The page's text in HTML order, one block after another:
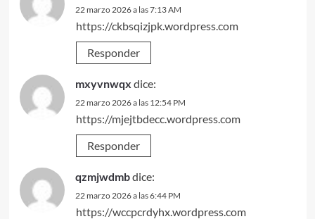
22 marzo 2026 a las 7:13 AM
https://ckbsqizjpk.wordpress.com
Responder
mxyvnwqx dice:
22 marzo 2026 a las 12:54 PM
https://mjejtbdecc.wordpress.com
Responder
qzmjwdmbdice:
22 marzo 2026 a las 6:44 PM
https://wccpcrdyhx.wordpress.com